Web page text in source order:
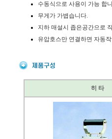
수동식으로 사용이 가능 합
무게가 가볍습니다.
지하 매설시 좁은공간으로
유압호스만 연결하면 자동
히 타